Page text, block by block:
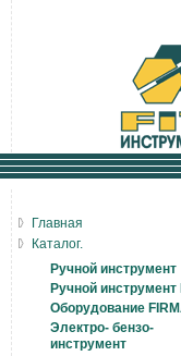
Главная
Каталог.
Ручной инструмент
Ручной
Оборудование
Электро- бензо-
инструмент